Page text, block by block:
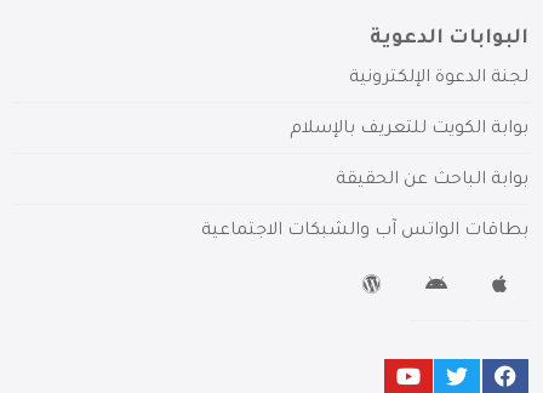
البوابات الدعوية
لجنة الدعوة الإلكترونية
بوابة الكويت للتعريف بالإسلام
بوابة الباحث عن الحقيقة
بطاقات الواتس آب والشبكات الاجتماعية